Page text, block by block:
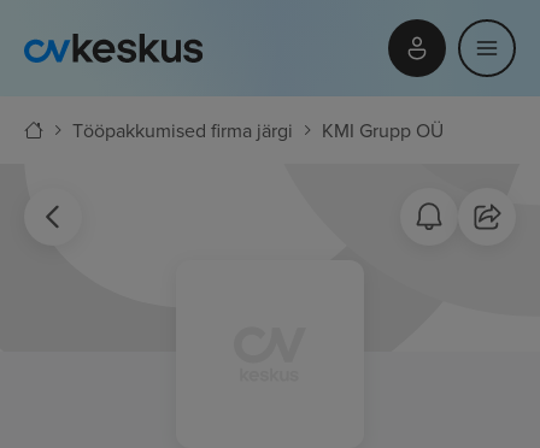
Tööpakkumised firma järgi KMI Grupp OÜ